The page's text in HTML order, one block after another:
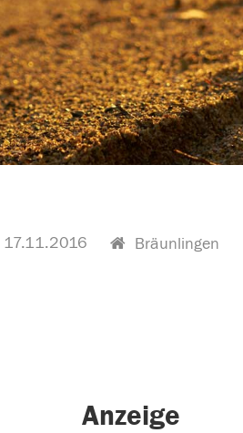
17.11.2016 Bräunlingen
Anzeige